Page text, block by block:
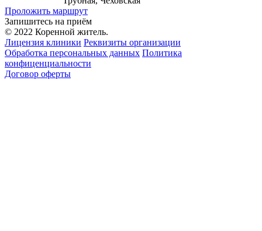
Проложить маршрут
Запишитесь на приём
© 2022 Коренной житель.
Лицензия клиники Реквизиты организации
Обработка персональных данных Политика
конфиценциальности
Договор оферты